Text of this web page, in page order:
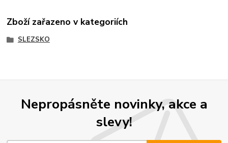
Zboží zařazeno v kategoriích
SLEZSKO
Nepropásněte novinky, akce a
slevy!